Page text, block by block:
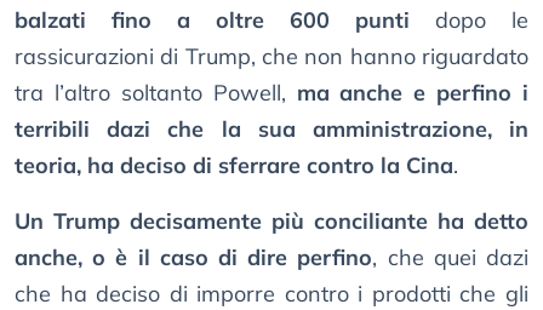
balzati fino a oltre 600 punti dopo le
rassicurazioni di Trump, che non hanno riguardato
tra l’altro soltanto Powell, ma anche e perfino i
terribili dazi che la sua amministrazione, in
teoria, ha deciso di sferrare contro la Cina.
Un Trump decisamente più conciliante ha detto
anche, o è il caso di dire perfino, che quei dazi
che ha deciso di imporre contro i prodotti che gli